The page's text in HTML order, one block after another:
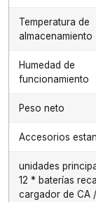
Temperatura de
almacenamiento
Humedad de
funcionamiento
Peso neto
Accesorios
unidades
12 * baterías
cargador de CA